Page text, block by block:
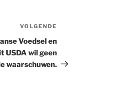
bericht
VOLGENDE
Voedsel en
USDA wil geen
waarschuwen.